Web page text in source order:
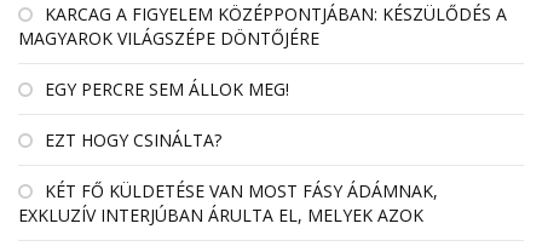
KARCAG A FIGYELEM KÖZÉPPONTJÁBAN: KÉSZÜLŐDÉS A
MAGYAROK VILÁGSZÉPE DÖNTŐJÉRE
EGY PERCRE SEM ÁLLOK MEG!
EZT HOGY CSINÁLTA?
KÉT FŐ KÜLDETÉSE VAN MOST FÁSY ÁDÁMNAK,
EXKLUZÍV INTERJÚBAN ÁRULTA EL, MELYEK AZOK